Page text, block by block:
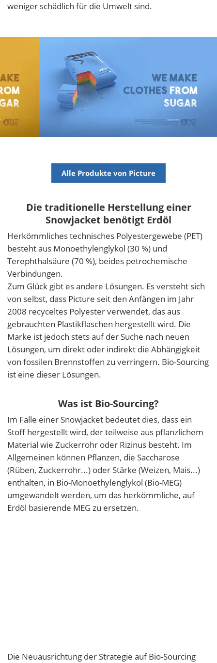
weniger schädlich für die Umwelt sind.
Alle Produkte von Picture
Die traditionelle Herstellung einer
Snowjacket benötigt Erdöl
Herkömmliches technisches Polyestergewebe (PET)
besteht aus Monoethylenglykol (30 %) und
Terephthalsäure (70 %), beides petrochemische
Verbindungen.
Zum Glück gibt es andere Lösungen. Es versteht sich
von selbst, dass Picture seit den Anfängen im Jahr
2008 recyceltes Polyester verwendet, das aus
gebrauchten Plastikflaschen hergestellt wird. Die
Marke ist jedoch stets auf der Suche nach neuen
Lösungen, um direkt oder indirekt die Abhängigkeit
von fossilen Brennstoffen zu verringern. Bio-Sourcing
ist eine dieser Lösungen.
Was ist Bio-Sourcing?
Im Falle einer Snowjacket bedeutet dies, dass ein
Stoff hergestellt wird, der teilweise aus pflanzlichem
Material wie Zuckerrohr oder Rizinus besteht. Im
Allgemeinen können Pflanzen, die Saccharose
(Rüben, Zuckerrohr...) oder Stärke (Weizen, Mais...)
enthalten, in Bio-Monoethylenglykol (Bio-MEG)
umgewandelt werden, um das herkömmliche, auf
Erdöl basierende MEG zu ersetzen.
Die Neuausrichtung der Strategie auf Bio-Sourcing